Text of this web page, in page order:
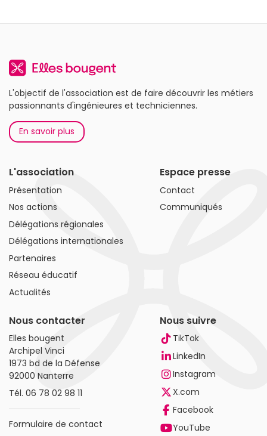
L'objectif de l'association est de faire découvrir les métiers
passionnants d'ingénieures et techniciennes.
En savoir plus
L'association
Présentation
Nos actions
Délégations régionales
Délégations internationales
Partenaires
Réseau éducatif
Actualités
Espace presse
Contact
Communiqués
Nous contacter
Elles bougent
Archipel Vinci
1973 bd de la Défense
92000 Nanterre
Tél. 06 78 02 98 11
Formulaire de contact
Nous suivre
TikTok
LinkedIn
Instagram
X.com
Facebook
YouTube